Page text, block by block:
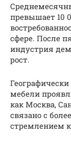
превышает 10
сфере. После
индустрия
рост.
мебели
как Москва,
связано с
стремлением